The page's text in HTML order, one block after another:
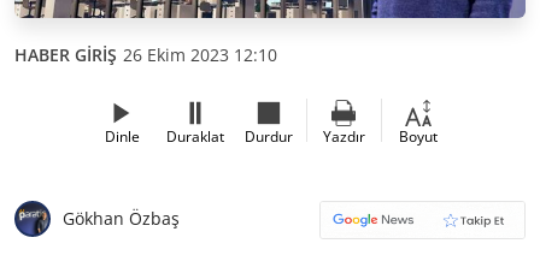
HABER GİRİŞ 26 Ekim 2023 12:10
Dinle Duraklat Durdur Yazdır Boyut
Gökhan Özbaş